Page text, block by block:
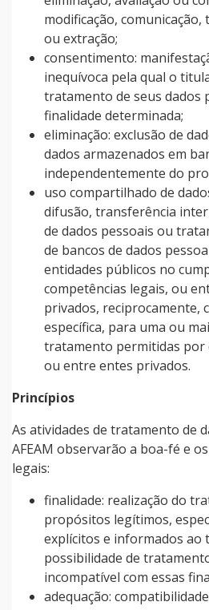
modificação,
ou extração;
consentimento:
inequívoca pela qual o
tratamento de seus dados
finalidade determinada;
eliminação: exclusão de
dados armazenados em
independentemente do
uso compartilhado de
difusão, transferência
de dados pessoais ou
de bancos de dados
entidades públicos no
competências legais, ou
privados, reciprocamente,
específica, para uma ou
tratamento permitidas por
ou entre entes privados.
Princípios
As atividades de tratamento de
AFEAM observarão a boa-fé e
legais:
finalidade: realização do
propósitos legítimos,
explícitos e informados ao
possibilidade de
incompatível com essas
adequação: